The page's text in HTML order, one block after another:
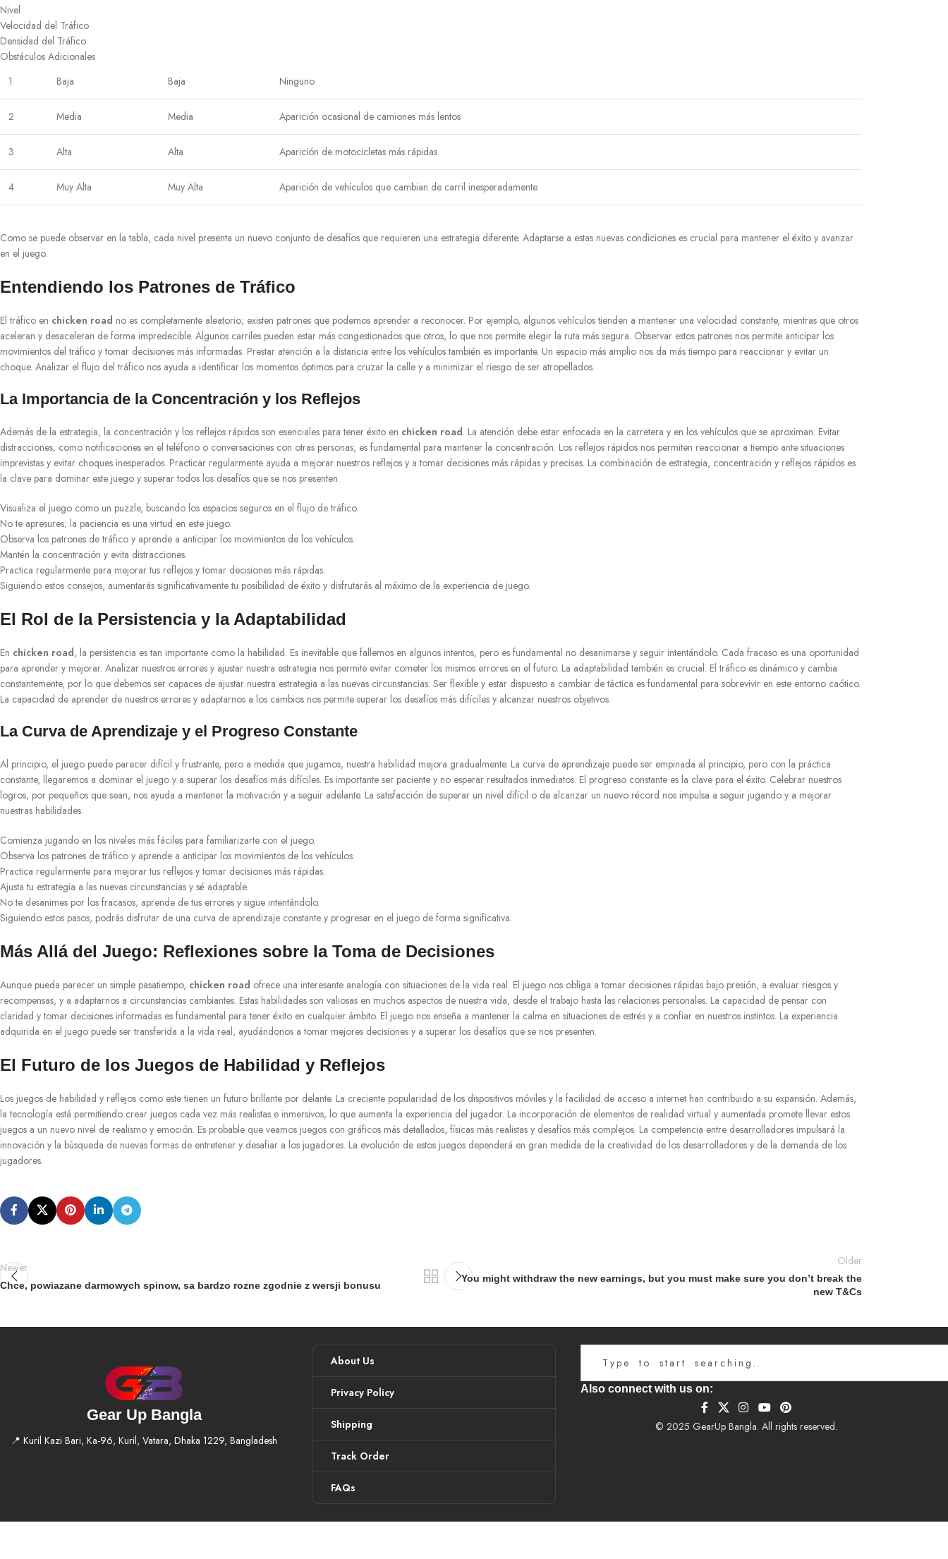
Nivel
Velocidad del Tráfico
Densidad del Tráfico
Obstáculos Adicionales
1
Baja Baja Ninguno
2 Media Media Aparición ocasional de camiones más lentos
3 Alta Alta Aparición de motocicletas más rápidas
4 Muy Alta Muy Alta Aparición de vehículos que cambian de carril inesperadamente
Como se puede observar en la tabla, cada nivel presenta un nuevo conjunto de desafíos que requieren una estrategia diferente. Adaptarse a estas nuevas condiciones es crucial para mantener el éxito y avanzar
en el juego.
Entendiendo los Patrones de Tráfico
El tráfico en chicken road no es completamente aleatorio; existen patrones que podemos aprender a reconocer. Por ejemplo, algunos vehículos tienden a mantener una velocidad constante, mientras que otros
aceleran y desaceleran de forma impredecible. Algunos carriles pueden estar más congestionados que otros, lo que nos permite elegir la ruta más segura. Observar estos patrones nos permite anticipar los
movimientos del tráfico y tomar decisiones más informadas. Prestar atención a la distancia entre los vehículos también es importante. Un espacio más amplio nos da más tiempo para reaccionar y evitar un
choque. Analizar el flujo del tráfico nos ayuda a identificar los momentos óptimos para cruzar la calle y a minimizar el riesgo de ser atropellados.
La Importancia de la Concentración y los Reflejos
Además de la estrategia, la concentración y los reflejos rápidos son esenciales para tener éxito en chicken road. La atención debe estar enfocada en la carretera y en los vehículos que se aproximan. Evitar
distracciones, como notificaciones en el teléfono o conversaciones con otras personas, es fundamental para mantener la concentración. Los reflejos rápidos nos permiten reaccionar a tiempo ante situaciones
imprevistas y evitar choques inesperados. Practicar regularmente ayuda a mejorar nuestros reflejos y a tomar decisiones más rápidas y precisas. La combinación de estrategia, concentración y reflejos rápidos es
la clave para dominar este juego y superar todos los desafíos que se nos presenten.
Visualiza el juego como un puzzle, buscando los espacios seguros en el flujo de tráfico.
No te apresures; la paciencia es una virtud en este juego.
Observa los patrones de tráfico y aprende a anticipar los movimientos de los vehículos.
Mantén la concentración y evita distracciones.
Practica regularmente para mejorar tus reflejos y tomar decisiones más rápidas.
Siguiendo estos consejos, aumentarás significativamente tu posibilidad de éxito y disfrutarás al máximo de la experiencia de juego.
El Rol de la Persistencia y la Adaptabilidad
En chicken road, la persistencia es tan importante como la habilidad. Es inevitable que fallemos en algunos intentos, pero es fundamental no desanimarse y seguir intentándolo. Cada fracaso es una oportunidad
para aprender y mejorar. Analizar nuestros errores y ajustar nuestra estrategia nos permite evitar cometer los mismos errores en el futuro. La adaptabilidad también es crucial. El tráfico es dinámico y cambia
constantemente, por lo que debemos ser capaces de ajustar nuestra estrategia a las nuevas circunstancias. Ser flexible y estar dispuesto a cambiar de táctica es fundamental para sobrevivir en este entorno caótico.
La capacidad de aprender de nuestros errores y adaptarnos a los cambios nos permite superar los desafíos más difíciles y alcanzar nuestros objetivos.
La Curva de Aprendizaje y el Progreso Constante
Al principio, el juego puede parecer difícil y frustrante, pero a medida que jugamos, nuestra habilidad mejora gradualmente. La curva de aprendizaje puede ser empinada al principio, pero con la práctica
constante, llegaremos a dominar el juego y a superar los desafíos más difíciles. Es importante ser paciente y no esperar resultados inmediatos. El progreso constante es la clave para el éxito. Celebrar nuestros
logros, por pequeños que sean, nos ayuda a mantener la motivación y a seguir adelante. La satisfacción de superar un nivel difícil o de alcanzar un nuevo récord nos impulsa a seguir jugando y a mejorar
nuestras habilidades.
Comienza jugando en los niveles más fáciles para familiarizarte con el juego.
Observa los patrones de tráfico y aprende a anticipar los movimientos de los vehículos.
Practica regularmente para mejorar tus reflejos y tomar decisiones más rápidas.
Ajusta tu estrategia a las nuevas circunstancias y sé adaptable.
No te desanimes por los fracasos; aprende de tus errores y sigue intentándolo.
Siguiendo estos pasos, podrás disfrutar de una curva de aprendizaje constante y progresar en el juego de forma significativa.
Más Allá del Juego: Reflexiones sobre la Toma de Decisiones
Aunque pueda parecer un simple pasatiempo, chicken road ofrece una interesante analogía con situaciones de la vida real. El juego nos obliga a tomar decisiones rápidas bajo presión, a evaluar riesgos y
recompensas, y a adaptarnos a circunstancias cambiantes. Estas habilidades son valiosas en muchos aspectos de nuestra vida, desde el trabajo hasta las relaciones personales. La capacidad de pensar con
claridad y tomar decisiones informadas es fundamental para tener éxito en cualquier ámbito. El juego nos enseña a mantener la calma en situaciones de estrés y a confiar en nuestros instintos. La experiencia
adquirida en el juego puede ser transferida a la vida real, ayudándonos a tomar mejores decisiones y a superar los desafíos que se nos presenten.
El Futuro de los Juegos de Habilidad y Reflejos
Los juegos de habilidad y reflejos como este tienen un futuro brillante por delante. La creciente popularidad de los dispositivos móviles y la facilidad de acceso a internet han contribuido a su expansión. Además,
la tecnología está permitiendo crear juegos cada vez más realistas e inmersivos, lo que aumenta la experiencia del jugador. La incorporación de elementos de realidad virtual y aumentada promete llevar estos
juegos a un nuevo nivel de realismo y emoción. Es probable que veamos juegos con gráficos más detallados, físicas más realistas y desafíos más complejos. La competencia entre desarrolladores impulsará la
innovación y la búsqueda de nuevas formas de entretener y desafiar a los jugadores. La evolución de estos juegos dependerá en gran medida de la creatividad de los desarrolladores y de la demanda de los
jugadores.
Newer
Chce, powiazane darmowych spinow, sa bardzo rozne zgodnie z wersji bonusu
Older
You might withdraw the new earnings, but you must make sure you don’t break the
new T&Cs
Gear Up Bangla
📍 Kuril Kazi Bari, Ka-96, Kuril, Vatara, Dhaka 1229, Bangladesh
About Us
Privacy Policy
Shipping
Track Order
FAQs
Also connect with us on:
© 2025 GearUp Bangla. All rights reserved.